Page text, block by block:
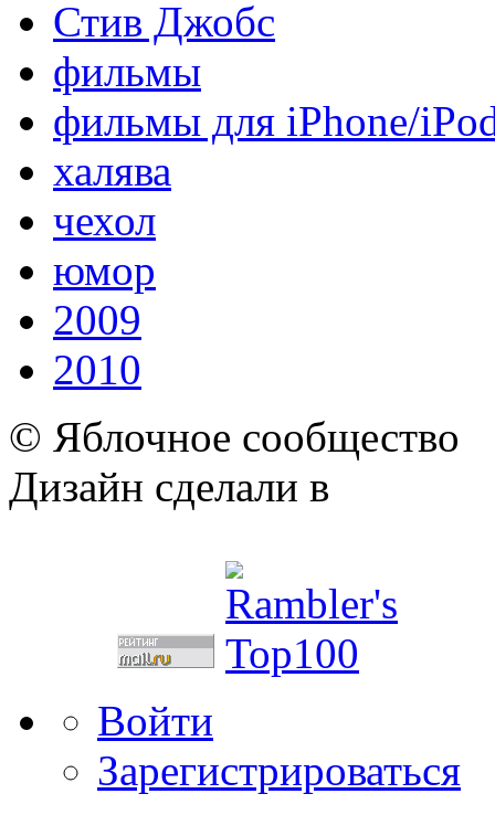
Стив Джобс
фильмы
фильмы для iPhone/
халява
чехол
юмор
2009
2010
© Яблочное сообщество
Дизайн сделали в
Войти
Зарегистрироваться